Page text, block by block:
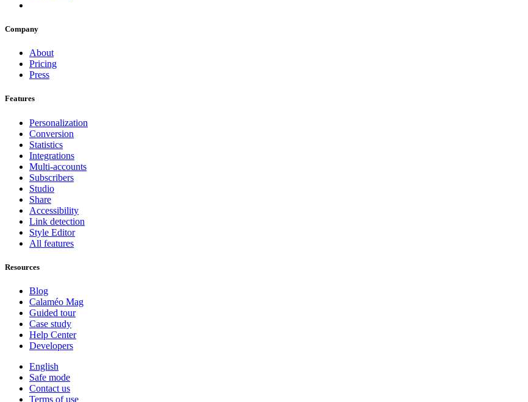
Company
About
Pricing
Press
Features
Personalization
Conversion
Statistics
Integrations
Multi-accounts
Subscribers
Studio
Share
Accessibility
Link detection
Style Editor
All features
Resources
Blog
Calaméo Mag
Guided tour
Case study
Help Center
Developers
English
Safe mode
Contact us
Terms of use